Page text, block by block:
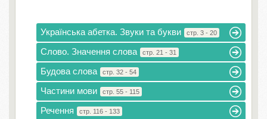
Українська абетка. Звуки та букви стр. 3 - 20
Слово. Значення слова стр. 21 - 31
Будова слова стр. 32 - 54
Частини мови стр. 55 - 115
Речення стр. 116 - 133